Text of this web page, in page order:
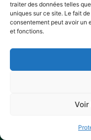
traiter des données telles
uniques sur ce site. Le fait
consentement peut avoir un
et fonctions.
Voir
✓